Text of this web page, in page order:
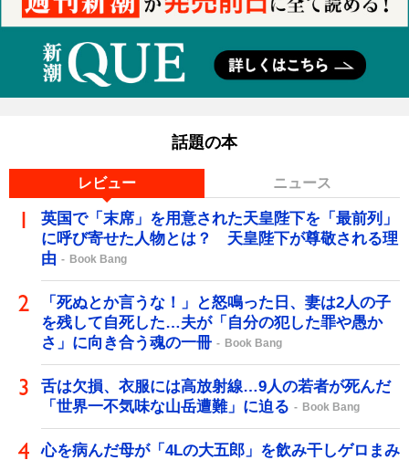
話題の本
レビュー ニュース
英国で「末席」を用意された天皇陛下を「最前列」
に呼び寄せた人物とは？ 天皇陛下が尊敬される理
由
Book Bang
「死ぬとか言うな！」と怒鳴った日、妻は2人の子
を残して自死した…夫が「自分の犯した罪や愚か
さ」に向き合う魂の一冊
Book Bang
舌は欠損、衣服には高放射線…9人の若者が死んだ
「世界一不気味な山岳遭難」に迫る
Book Bang
心を病んだ母が「4Lの大五郎」を飲み干しゲロまみ